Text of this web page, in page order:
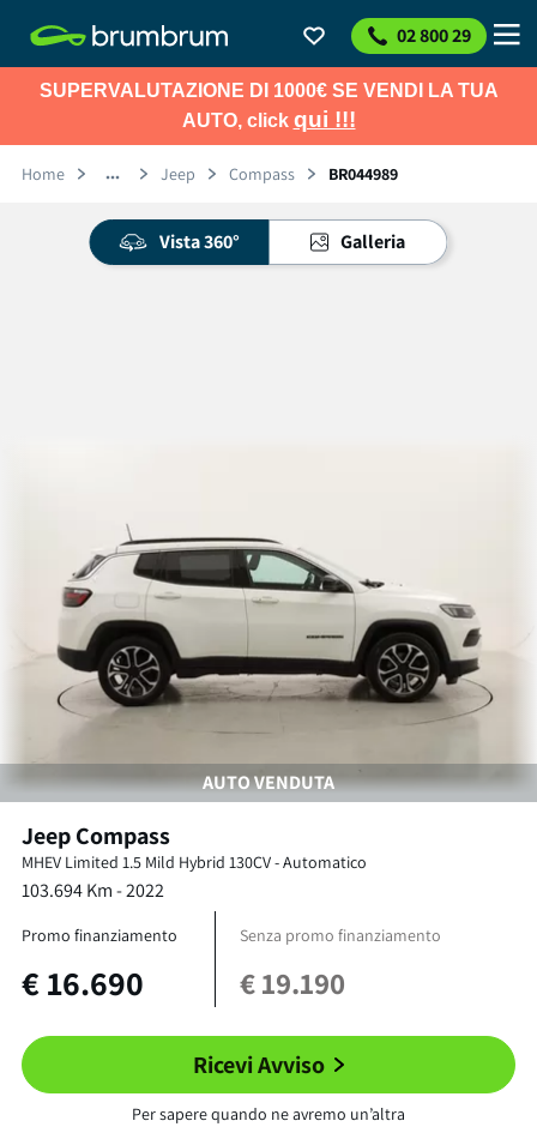
02 800 29
SUPERVALUTAZIONE DI 1000€ SE VENDI LA TUA
AUTO, click qui !!!
Home Jeep Compass BR044989
Vista 360° Galleria
AUTO VENDUTA
JeepCompass
MHEV Limited 1.5 Mild Hybrid 130CV-Automatico
103.694Km -2022
Promo finanziamento
€16.690
Senza promo finanziamento
€19.190
Ricevi Avviso
Per sapere quando ne avremo un’altra